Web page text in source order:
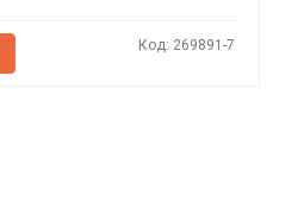
Код: 269891-7